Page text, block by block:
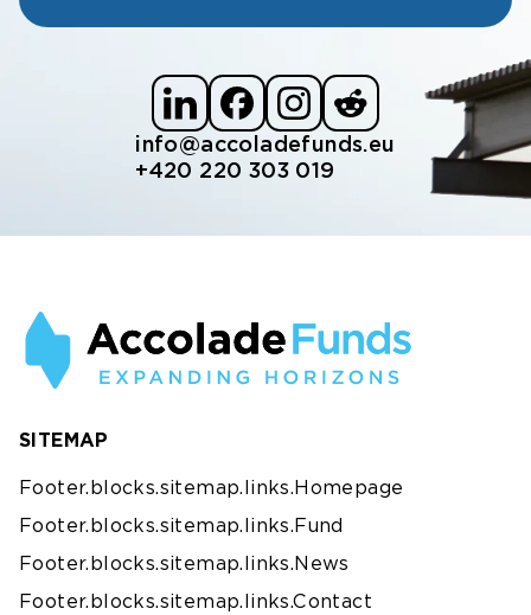
info@accoladefunds.eu
+420 220 303 019
SITEMAP
Footer.blocks.sitemap.links.Homepage
Footer.blocks.sitemap.links.Fund
Footer.blocks.sitemap.links.News
Footer.blocks.sitemap.links.Contact